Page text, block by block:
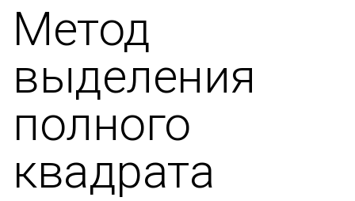
Метод
выделения
полного
квадрата